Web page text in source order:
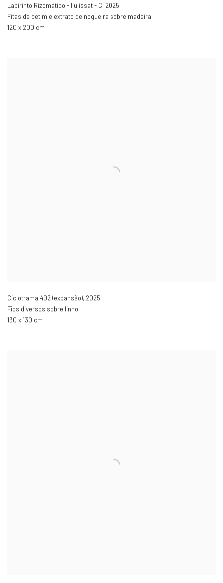
Labirinto Rizomático - Ilulissat - C, 2025
Fitas de cetim e extrato de nogueira sobre madeira
120 x 200 cm
Ciclotrama 402 (expansão), 2025
Fios diversos sobre linho
130 x 130 cm